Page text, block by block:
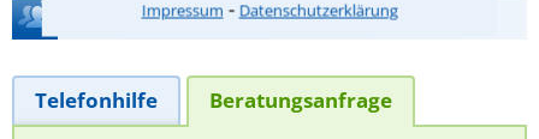
Impressum ⁃ Datenschutzerklärung
Hilfe bei Ihrer Anwaltsuche?
Telefonhilfe Beratungsanfrage